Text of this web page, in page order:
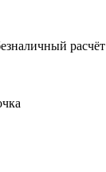
расчёт